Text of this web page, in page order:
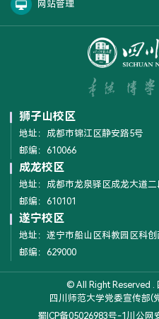
网站管理
狮子山校区
地址：成都市锦江区静安路5号
邮编：610066
成龙校区
地址：成都市龙泉驿区成龙大道二
邮编：610101
遂宁校区
地址：遂宁市船山区科教园区科创
邮编：629000
© All Right Reserved .
四川师范大学党委宣传部(
蜀ICP备05026983号-1 川公网